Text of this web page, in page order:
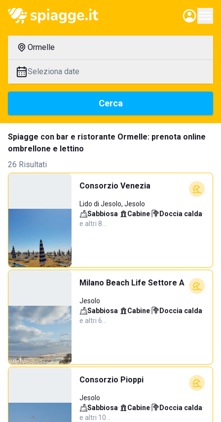
Ormelle
Seleziona date
Cerca
Spiagge con bar e ristorante Ormelle: prenota online
ombrellone e lettino
26 Risultati
Consorzio Venezia
Lido di Jesolo, Jesolo
Sabbiosa· Cabine· Doccia calda·
e altri 8…
Milano Beach Life Settore A
Jesolo
Sabbiosa· Cabine· Doccia calda·
e altri 6…
Consorzio Pioppi
Jesolo
Sabbiosa· Cabine· Doccia calda·
e altri 10…